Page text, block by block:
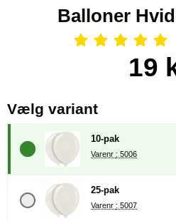
Balloner
Køb dette produkt Balloner Hvide
pris
19
Vælg variant, (Valg af
10-pak
Varenr : 5006
25-pak
Varenr : 5007